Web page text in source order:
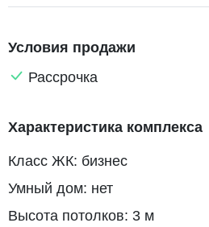
Условия продажи
Рассрочка
Характеристика комплекса
Класс ЖК: бизнес
Умный дом: нет
Высота потолков: 3 м